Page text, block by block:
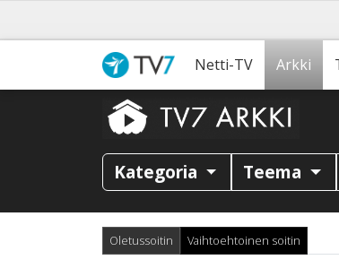
Netti-TV Arkki
Kategoria Teema
Oletussoitin Vaihtoehtoinen soitin